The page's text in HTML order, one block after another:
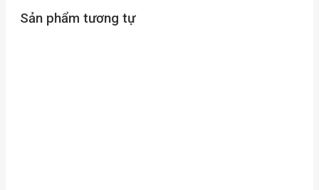
Sản phẩm tương tự